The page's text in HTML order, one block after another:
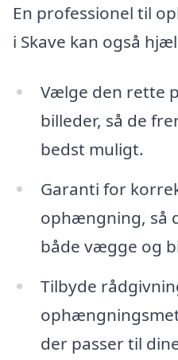
En professionel til
i Skave kan også
Vælge den rette
billeder, så de
bedst muligt.
Garanti for
ophængning, så
både vægge og
Tilbyde
der passer til